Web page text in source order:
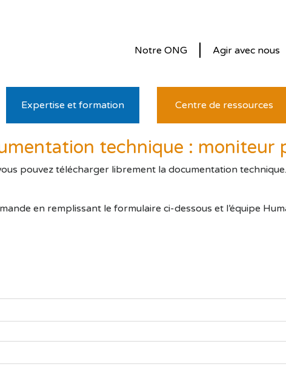
Agir avec nous
Notre ONG
Expertise et formation Centre de ressources
technique : moniteur
pouvez télécharger librement la documentation
en remplissant le formulaire ci-dessous et l’équipe